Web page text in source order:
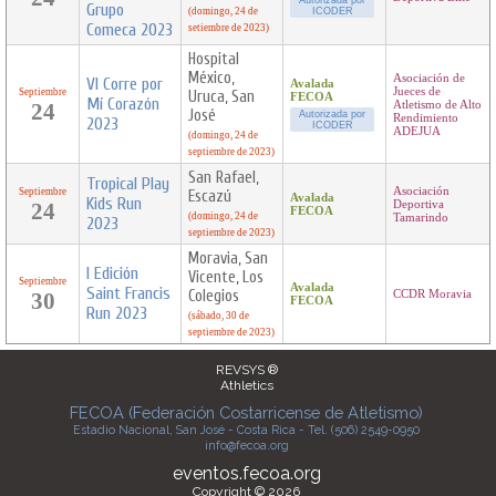
Grupo
Comeca 2023
(domingo, 24 de
setiembre de 2023)
ICODER
Septiembre
24
VI Corre por
Mí Corazón
2023
Hospital
México,
Uruca, San
José
(domingo, 24 de
septiembre de 2023)
Avalada
FECOA
Autorizada por
ICODER
Asociación de
Jueces de
Atletismo de Alto
Rendimiento
ADEJUA
Septiembre
24
Tropical Play
Kids Run
2023
San Rafael,
Escazú
(domingo, 24 de
septiembre de 2023)
Avalada
FECOA
Asociación
Deportiva
Tamarindo
Septiembre
30
I Edición
Saint Francis
Run 2023
Moravia, San
Vicente, Los
Colegios
(sábado, 30 de
septiembre de 2023)
Avalada
FECOA
CCDR Moravia
REVSYS ®
Athletics
FECOA (Federación Costarricense de Atletismo)
Estadio Nacional, San José - Costa Rica - Tel. (506) 2549-0950
info@fecoa.org
eventos.fecoa.org
Copyright © 2026